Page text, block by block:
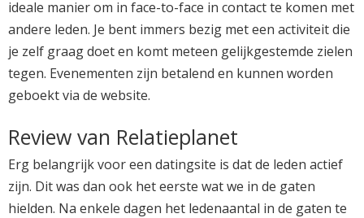
ideale manier om in face-to-face in contact te komen met
andere leden. Je bent immers bezig met een activiteit die
je zelf graag doet en komt meteen gelijkgestemde zielen
tegen. Evenementen zijn betalend en kunnen worden
geboekt via de website.
Review van Relatieplanet
Erg belangrijk voor een datingsite is dat de leden actief
zijn. Dit was dan ook het eerste wat we in de gaten
hielden. Na enkele dagen het ledenaantal in de gaten te